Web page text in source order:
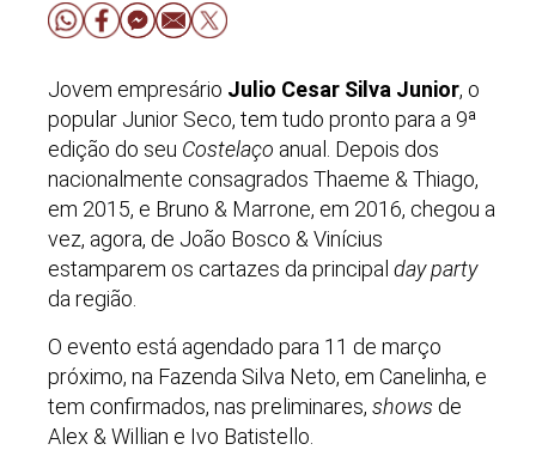
Jovem empresário Julio Cesar Silva Junior, o
popular Junior Seco, tem tudo pronto para a 9ª
edição do seu Costelaço anual. Depois dos
nacionalmente consagrados Thaeme & Thiago,
em 2015, e Bruno & Marrone, em 2016, chegou a
vez, agora, de João Bosco & Vinícius
estamparem os cartazes da principal day party
da região.
O evento está agendado para 11 de março
próximo, na Fazenda Silva Neto, em Canelinha, e
tem confirmados, nas preliminares, shows de
Alex & Willian e Ivo Batistello.